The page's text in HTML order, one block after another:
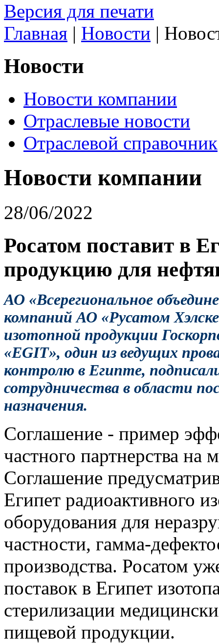
Версия для печати
Главная | Новости |
Новости
Новости компании
Отраслевые новости
Отраслевой справочник
Новости компании
28/06/2022
Росатом поставит в
продукцию для
АО «Всерегиональное
компаний АО «Русатом
изотопной продукции
«EGIT», один из ведущих
контролю в Египте,
сотрудничества в области
назначения.
Соглашение - пример
частного партнерства
Соглашение
Египет радиоактивного
оборудования для
частности, гамма-
производства. Росатом
поставок в Египет
стерилизации
пищевой продукции.